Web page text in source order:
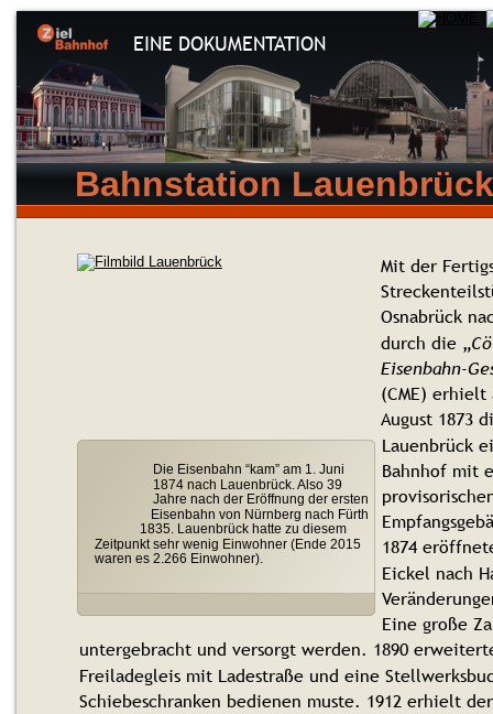
EINE DOKUMENTATION
Mit der
Osnabrück
durch die „C
Eisenbahn-
(CME)
August 1873
Lauenbrück
Bahnhof mit
1874
Eickel nach
Eine große
untergebracht und versorgt werden. 1890
Freiladegleis mit Ladestraße und eine
Schiebeschranken bedienen muste. 1912 erhielt
Die Eisenbahn “kam” am 1. Juni
1874 nach Lauenbrück. Also 39
Jahre nach der Eröffnung der ersten
Eisenbahn von Nürnberg nach Fürth
1835. Lauenbrück hatte zu diesem
Zeitpunkt sehr wenig Einwohner (Ende 2015
waren es 2.266 Einwohner).
Bahnstation Lauenbrück